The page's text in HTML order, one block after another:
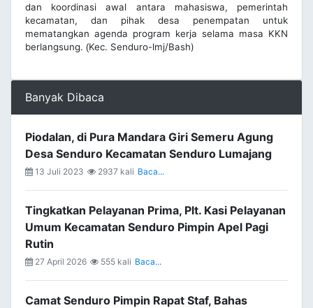
dan koordinasi awal antara mahasiswa, pemerintah
kecamatan, dan pihak desa penempatan untuk
mematangkan agenda program kerja selama masa KKN
berlangsung. (Kec. Senduro-lmj/Bash)
Banyak Dibaca
Piodalan, di Pura Mandara Giri Semeru Agung
Desa Senduro Kecamatan Senduro Lumajang
13 Juli 2023 2937 kali Baca...
Tingkatkan Pelayanan Prima, Plt. Kasi Pelayanan
Umum Kecamatan Senduro Pimpin Apel Pagi
Rutin
27 April 2026 555 kali Baca...
Camat Senduro Pimpin Rapat Staf, Bahas